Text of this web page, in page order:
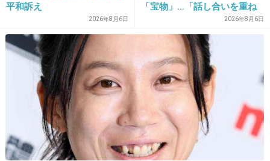
>>24
でも4月から中谷美紀と夫婦役で新ドラマ出るんでしょ？
すごいじゃん
+4
2018/02/08(木) 12:46:13
tyler the creatorね
そう見えて背が高くてスタイルはいいから外国人はバカに
平和訴え
2026年8月6日
「宝物」…「話し合いを重ね
2026年8月6日